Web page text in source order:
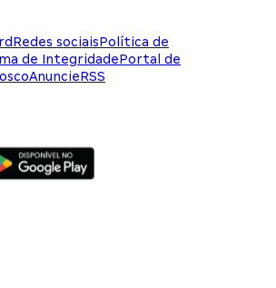
Redes sociaisPolítica de
de IntegridadePortal de
AnuncieRSS